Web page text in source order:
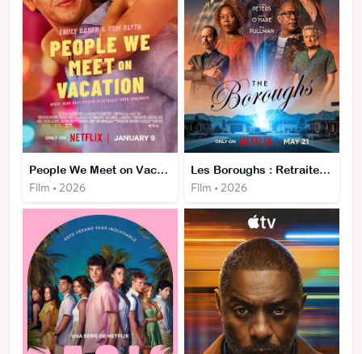
People We Meet on Vacation
Film • 2026
Les Boroughs : Retraite rebelle
Film • 2026